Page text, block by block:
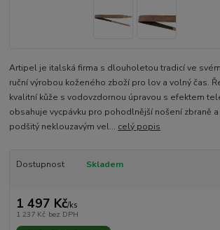
Artipel je italská firma s dlouholetou tradicí ve
ruční výrobou koženého zboží pro lov a volný čas.
kvalitní kůže s vodovzdornou úpravou s efektem
obsahuje vycpávku pro pohodlnější nošení zbraně
podšitý neklouzavým vel... celý popis
Dostupnost Skladem
1 497 Kč/ks
1 237 Kč bez DPH